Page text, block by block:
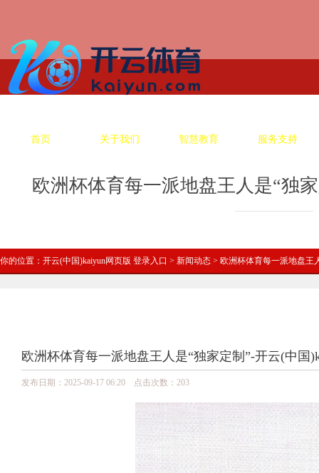
首页 关于我们 智慧教育 服务支持
欧洲杯体育每一派地盘王人是“独
你的位置： 开云(中国)kaiyun网页版 登录入口 > 新闻动态 > 欧洲杯体育每一派地盘王
欧洲杯体育每一派地盘王人是“独家定制”-开云(中国
发布日期：2025-09-17 06:20 点击次数：203